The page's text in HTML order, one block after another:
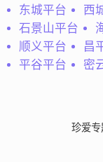
东城平台 西
石景山平台
顺义平台
昌
平谷平台
密
珍爱专